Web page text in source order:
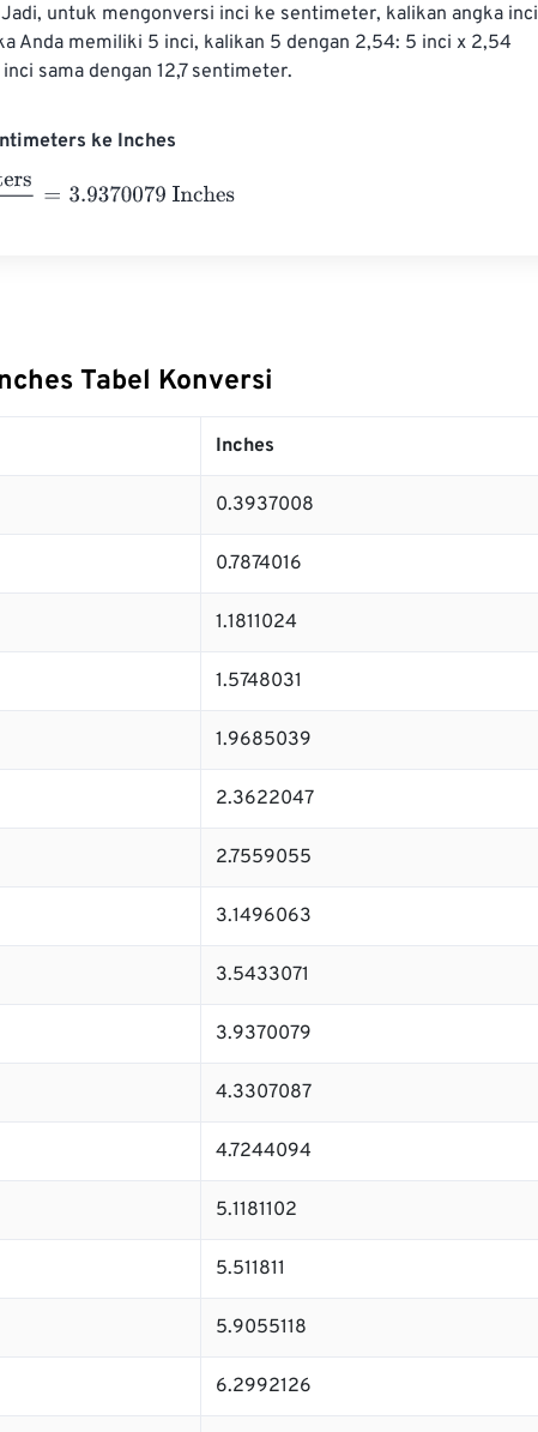
untuk mengonversi inci ke sentimeter, kalikan angka inci
Anda memiliki 5 inci, kalikan 5 dengan 2,54: 5 inci x 2,54
sama dengan 12,7 sentimeter.
ke Inches
= 3.9370079 Inches
Tabel Konversi
Inches
0.3937008
0.7874016
1.1811024
1.5748031
1.9685039
2.3622047
2.7559055
3.1496063
3.5433071
3.9370079
4.3307087
4.7244094
5.1181102
5.511811
5.9055118
6.2992126